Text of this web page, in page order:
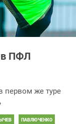
в ПФЛ
первом же туре
ПАВЛЮЧЕНКО